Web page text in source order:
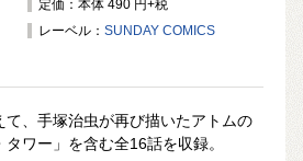
定価：本体 490 円+税
レーベル： SUNDAY COMICS
、手塚治虫が再び描いたアトムの
ワー」を含む全16話を収録。